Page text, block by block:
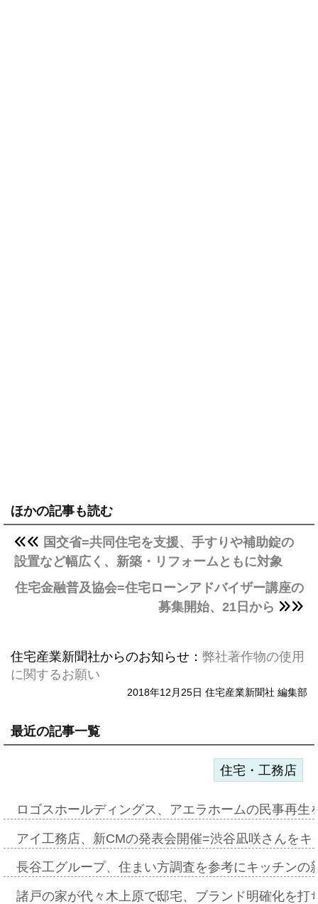
ほかの記事も読む
国交省=共同住宅を支援、手すりや補助錠の
設置など幅広く、新築・リフォームともに対象
住宅金融普及協会=住宅ローンアドバイザー講座の
募集開始、21日から
住宅産業新聞社からのお知らせ： 弊社著作物の使用
に関するお願い
2018年12月25日 住宅産業新聞社 編集部
最近の記事一覧
住宅・工務店
ロゴスホールディングス、アエラホームの民事再
アイ工務店、新CMの発表会開催=渋谷凪咲さんを
長谷工グループ、住まい方調査を参考にキッチン
諸戸の家が代々木上原で邸宅、ブランド明確化を